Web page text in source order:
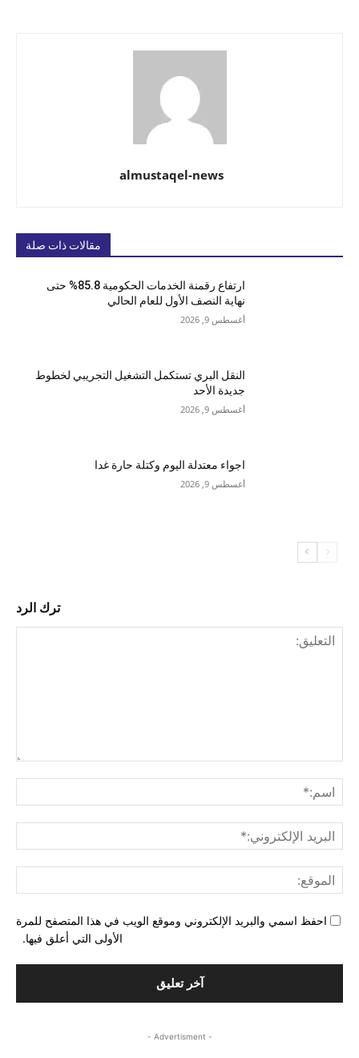
almustaqel-news
مقالات ذات صلة
ارتفاع رقمنة الخدمات الحكومية 85.8% حتى
نهاية النصف الأول للعام الحالي
أغسطس 9, 2026
النقل البري تستكمل التشغيل التجريبي لخطوط
جديدة الأحد
أغسطس 9, 2026
اجواء معتدلة اليوم وكتلة حارة غدا
أغسطس 9, 2026
ترك الرد
احفظ اسمي والبريد الإلكتروني وموقع الويب في هذا المتصفح للمرة
الأولى التي أعلق فيها.
- Advertisment -